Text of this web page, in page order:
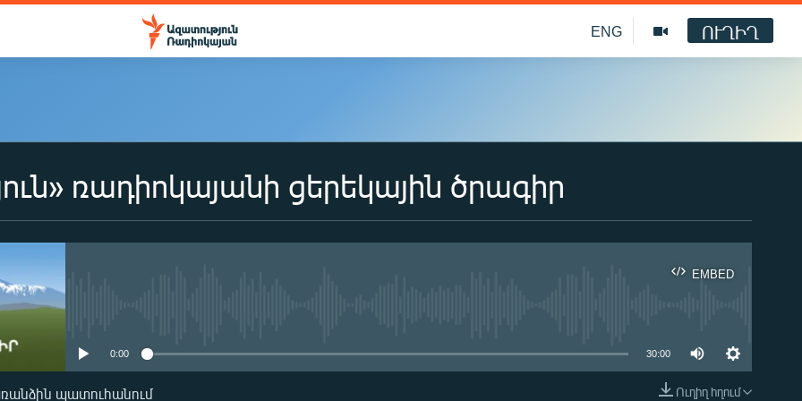
ENG ՈՒՂԻՂ
ռադիոկայանի ցերեկային ծրագիր
EMBED
0:00 30:00
Ուղիղ հղում
պատուհանում